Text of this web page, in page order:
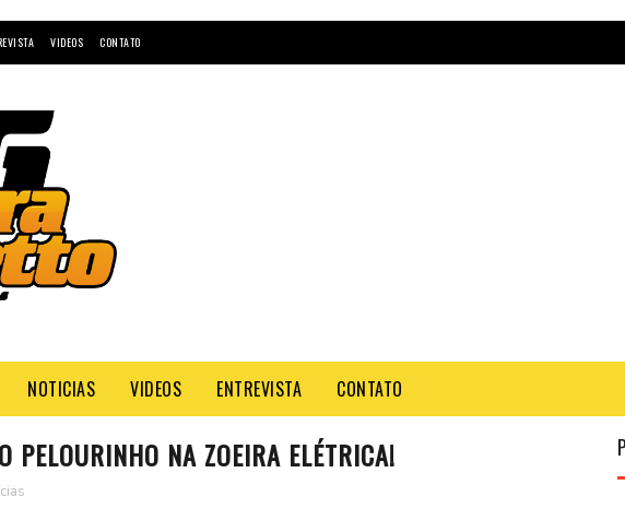
VIDEOS CONTATO
NOTICIAS VIDEOS ENTREVISTA CONTATO
PELOURINHO NA ZOEIRA ELÉTRICA!